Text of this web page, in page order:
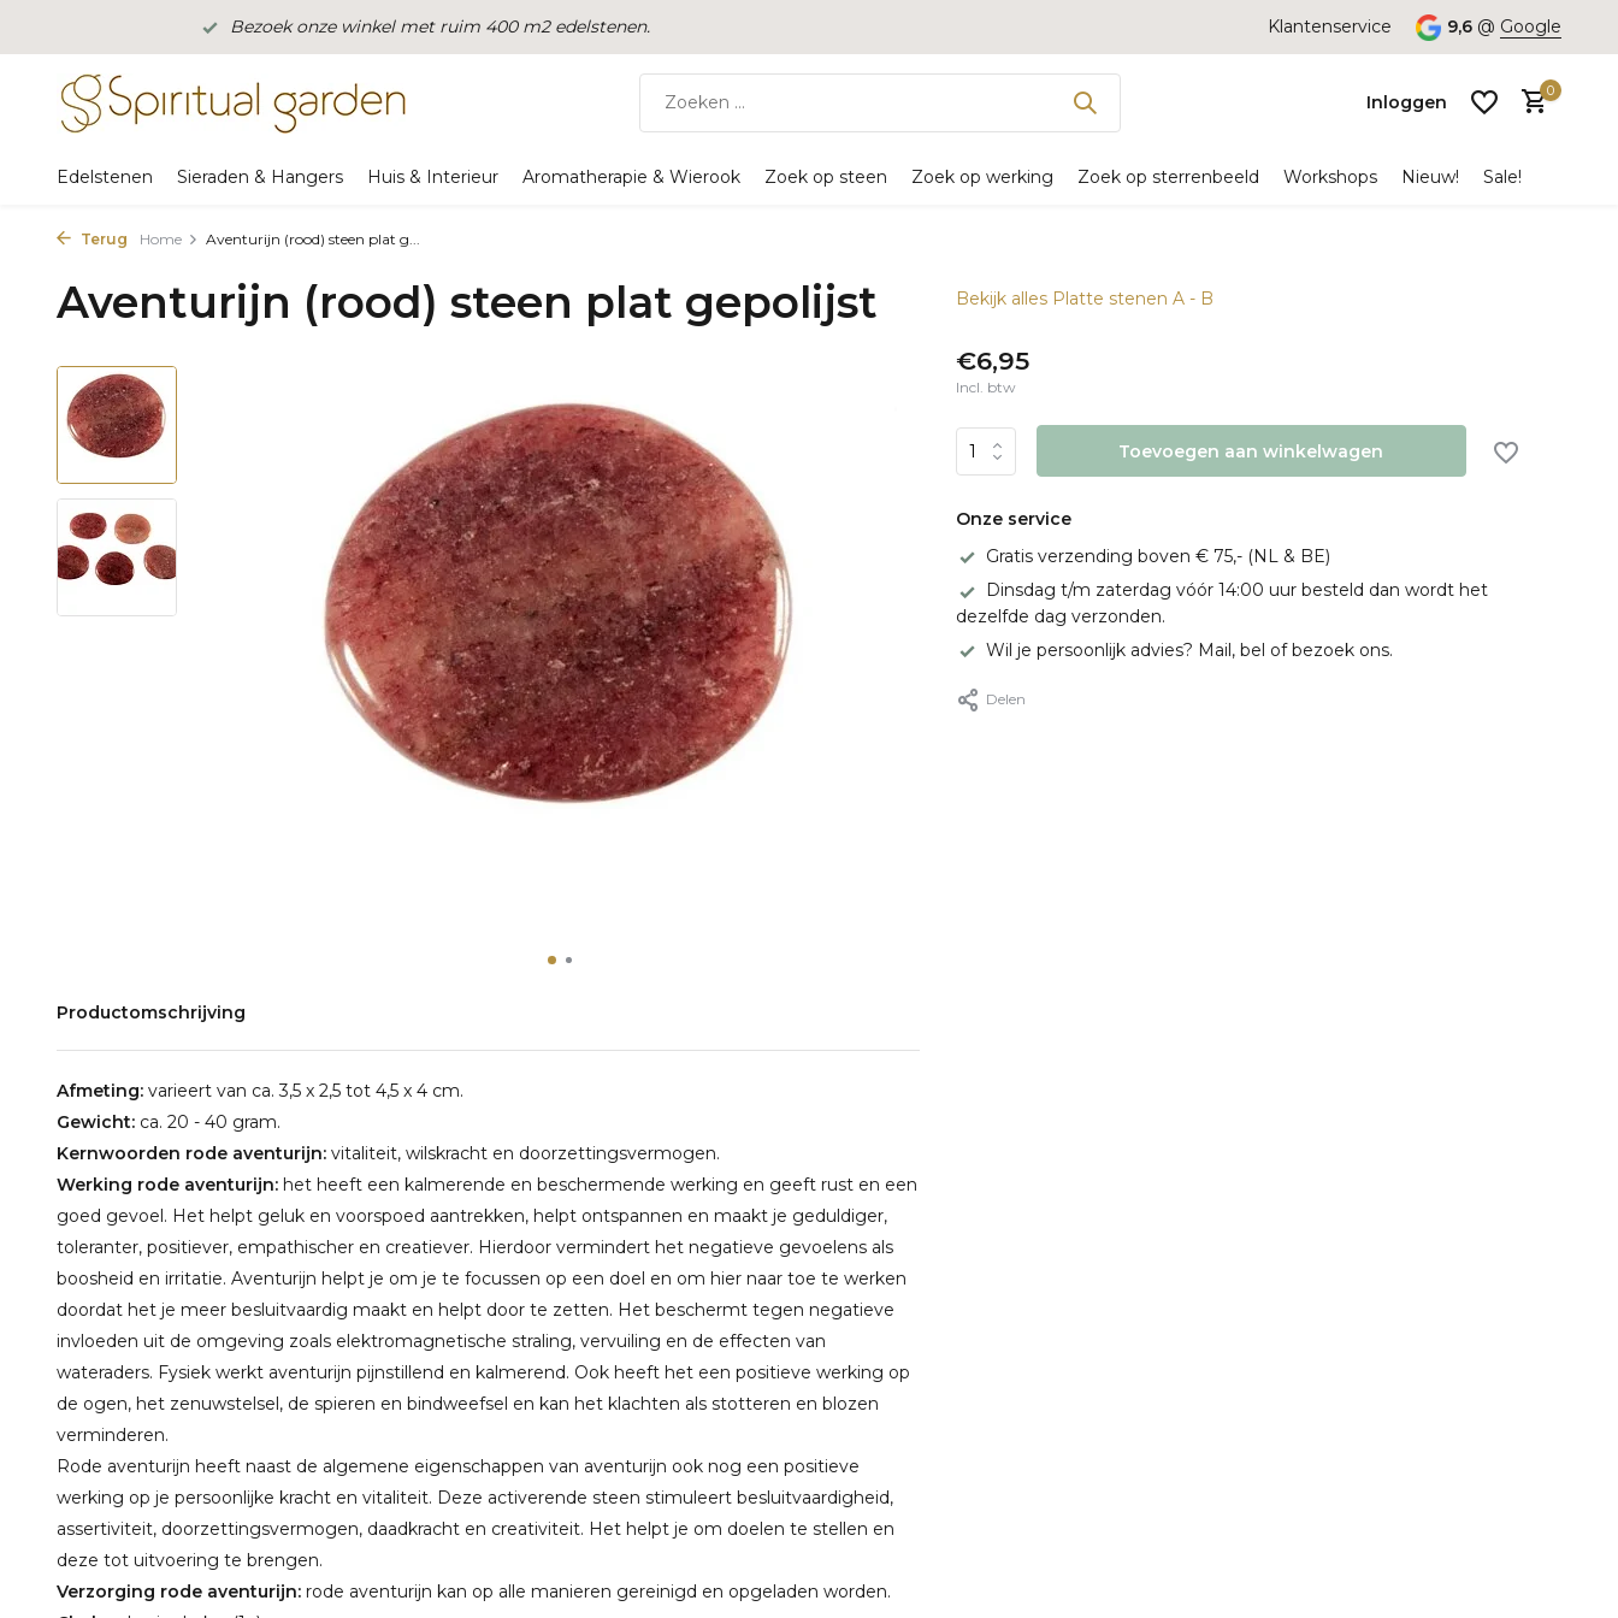
Bezoek onze winkel met ruim 400 m2 edelstenen. Klantenservice 9,6 @ Google
Inloggen
0
Edelstenen Sieraden & Hangers Huis & Interieur Aromatherapie & Wierook Zoek op steen Zoek op werking Zoek op sterrenbeeld Workshops Nieuw! Sale!
Terug Home Aventurijn (rood) steen plat g...
Aventurijn (rood) steen plat gepolijst
Productomschrijving
Afmeting: varieert van ca. 3,5 x 2,5 tot 4,5 x 4 cm.
Gewicht: ca. 20 - 40 gram.
Kernwoorden rode aventurijn: vitaliteit, wilskracht en doorzettingsvermogen.
Werking rode aventurijn: het heeft een kalmerende en beschermende werking en geeft rust en een
goed gevoel. Het helpt geluk en voorspoed aantrekken, helpt ontspannen en maakt je geduldiger,
toleranter, positiever, empathischer en creatiever. Hierdoor vermindert het negatieve gevoelens als
boosheid en irritatie. Aventurijn helpt je om je te focussen op een doel en om hier naar toe te werken
doordat het je meer besluitvaardig maakt en helpt door te zetten. Het beschermt tegen negatieve
invloeden uit de omgeving zoals elektromagnetische straling, vervuiling en de effecten van
wateraders. Fysiek werkt aventurijn pijnstillend en kalmerend. Ook heeft het een positieve werking op
de ogen, het zenuwstelsel, de spieren en bindweefsel en kan het klachten als stotteren en blozen
verminderen.
Rode aventurijn heeft naast de algemene eigenschappen van aventurijn ook nog een positieve
werking op je persoonlijke kracht en vitaliteit. Deze activerende steen stimuleert besluitvaardigheid,
assertiviteit, doorzettingsvermogen, daadkracht en creativiteit. Het helpt je om doelen te stellen en
deze tot uitvoering te brengen.
Verzorging rode aventurijn: rode aventurijn kan op alle manieren gereinigd en opgeladen worden.
Bekijk alles Platte stenen A - B
€6,95
Incl. btw
Toevoegen aan winkelwagen
Onze service
Gratis verzending boven € 75,- (NL & BE)
Dinsdag t/m zaterdag vóór 14:00 uur besteld dan wordt het
dezelfde dag verzonden.
Wil je persoonlijk advies? Mail, bel of bezoek ons.
Delen